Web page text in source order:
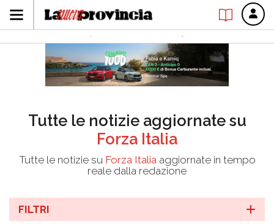
Tutte le notizie aggiornate su
Forza Italia
Tutte le notizie su Forza Italiaaggiornate in tempo
reale dalla redazione
FILTRI